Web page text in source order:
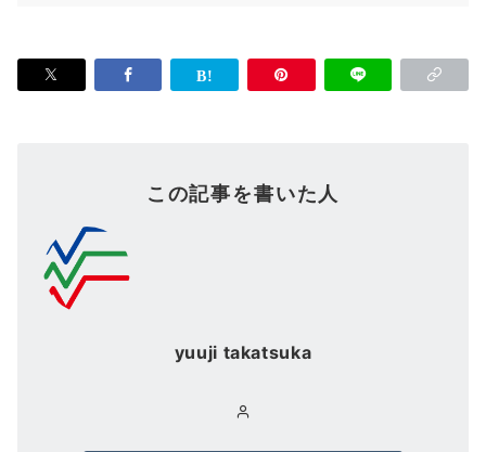
この記事を書いた人
yuuji takatsuka